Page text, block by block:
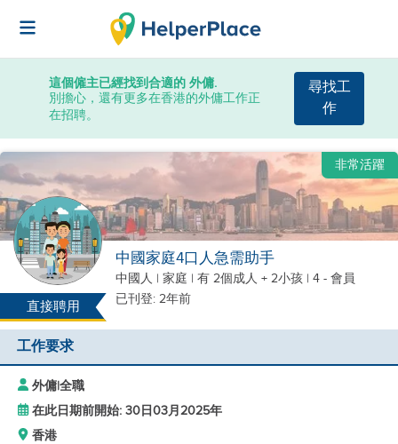
這個僱主已經找到合適的 外傭.
別擔心，還有更多在香港的外傭工作正
在招聘。
尋找工
作
直接聘用
非常活躍
中國家庭4口人急需助手
中國人 | 家庭 | 有 2個成人 + 2小孩 | 4 - 會員
已刊登: 2年前
工作要求
外傭|全職
在此日期前開始: 30日03月2025年
香港